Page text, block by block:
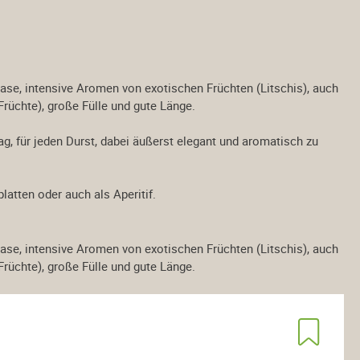
intensive Aromen von exotischen Früchten (Litschis), auch
große Fülle und gute Länge.
für jeden Durst, dabei äußerst elegant und aromatisch zu
oder auch als Aperitif.
intensive Aromen von exotischen Früchten (Litschis), auch
große Fülle und gute Länge.